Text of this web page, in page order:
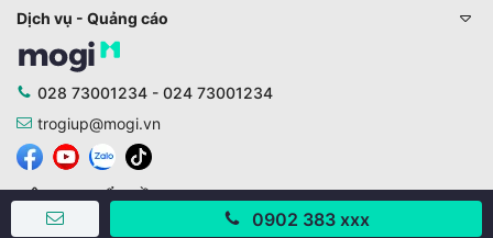
0902 383 xxx
Dịch vụ - Quảng cáo
028 73001234 - 024 73001234
trogiup@mogi.vn
CÔNG TY CỔ PHẦN ĐỊNH ANH
Chịu trách nhiệm chính: Ông Phạm Chu Hi